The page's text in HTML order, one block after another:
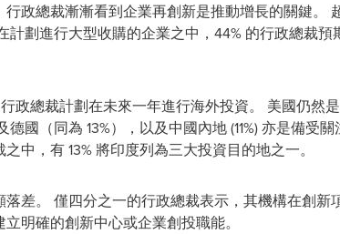
政總裁漸漸看到企業再創新是推動增長的關鍵。
計劃進行大型收購的企業之中，44% 的行政總裁
行政總裁計劃在未來一年進行海外投資。 美國仍
德國（同為 13%），以及中國內地 (11%) 亦是備
中，有 13% 將印度列為三大投資目的地之一。
差。 僅四分之一的行政總裁表示，其機構在創
明確的創新中心或企業創投職能。